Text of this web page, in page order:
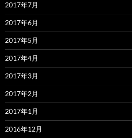
2017年7月
2017年6月
2017年5月
2017年4月
2017年3月
2017年2月
2017年1月
2016年12月